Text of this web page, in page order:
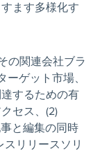
ます多様化す
の関連会社ブラ
ーゲット市場、
するための有
セス、(2)
と編集の同時
リリースソリ